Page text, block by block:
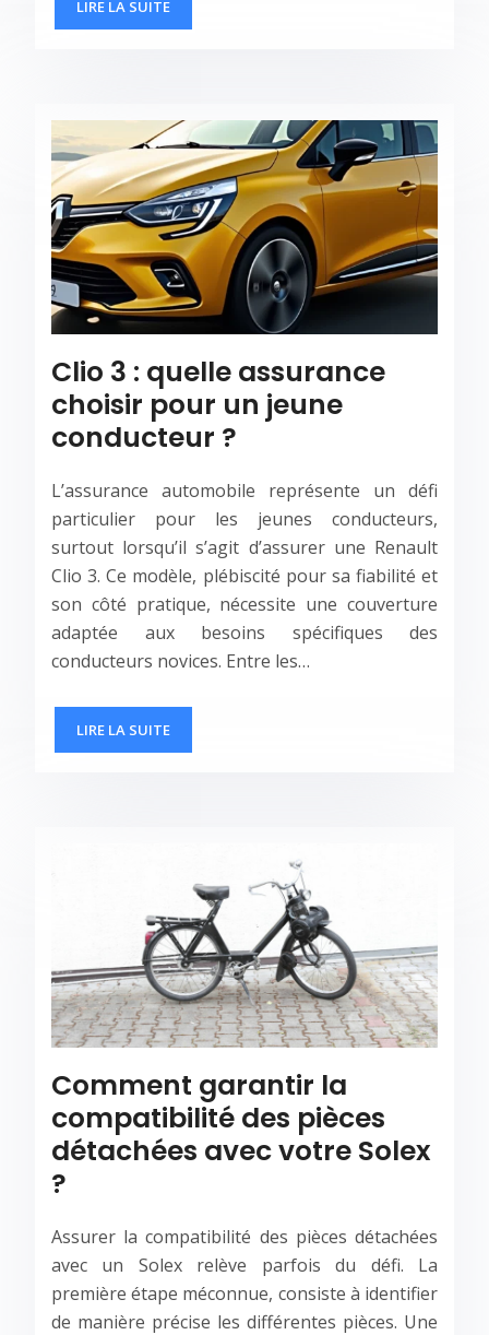
LIRE LA SUITE
Clio 3 : quelle assurance
choisir pour un jeune
conducteur ?
L’assurance automobile représente un défi
particulier pour les jeunes conducteurs,
surtout lorsqu’il s’agit d’assurer une Renault
Clio 3. Ce modèle, plébiscité pour sa fiabilité et
son côté pratique, nécessite une couverture
adaptée aux besoins spécifiques des
conducteurs novices. Entre les…
LIRE LA SUITE
Comment garantir la
compatibilité des pièces
détachées avec votre Solex
?
Assurer la compatibilité des pièces détachées
avec un Solex relève parfois du défi. La
première étape méconnue, consiste à identifier
de manière précise les différentes pièces. Une